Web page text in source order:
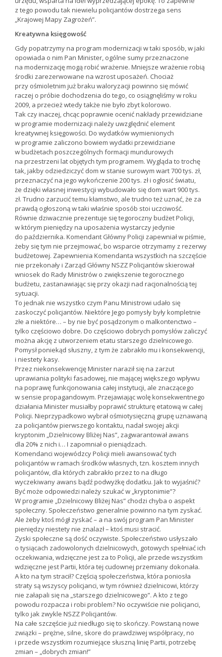
z tego powodu tak niewielu policjantów dostrzega sens
„Krajowej Mapy Zagrożeń”.
Kreatywna księgowość
Gdy popatrzymy na program modernizacji w taki sposób, w jaki
opowiada o nim Pan Minister, ogólne sumy przeznaczone
na modernizację mogą robić wrażenie. Mniejsze wrażenie robią
środki zarezerwowane na wzrost uposażeń. Chociaż
przy ośmioletnim już braku waloryzacji powinno się mówić
raczej o próbie dochodzenia do tego, co osiągnęliśmy w roku
2009, a przecież wtedy także nie było zbyt kolorowo.
Tak czy inaczej, chcąc poprawnie ocenić nakłady przewidziane
w programie modernizacji należy uwzględnić element
kreatywnej księgowości. Do wydatków wymienionych
w programie zaliczono bowiem wydatki przewidziane
w budżetach poszczególnych formacji mundurowych
na przestrzeni lat objętych tym programem. Wygląda to trochę
tak, jakby odziedziczyć dom w stanie surowym wart 700 tys. zł,
przeznaczyć na jego wykończenie 200 tys. zł i ogłosić światu,
że dzięki własnej inwestycji wybudowało się dom wart 900 tys.
zł. Trudno zarzucić temu kłamstwo, ale trudno też uznać, że za
prawdą ogłoszoną w taki właśnie sposób stoi uczciwość.
Równie dziwacznie prezentuje się tegoroczny budżet Policji,
w którym pieniędzy na uposażenia wystarczy jedynie
do października. Komendant Główny Policji zapewniał w piśmie,
żeby się tym nie przejmować, bo wsparcie otrzymamy z rezerwy
budżetowej. Zapewnienia Komendanta wszystkich na szczęście
nie przekonały i Zarząd Główny NSZZ Policjantów skierował
wniosek do Rady Ministrów o zwiększenie tegorocznego
budżetu, zastanawiając się przy okazji nad racjonalnością tej
sytuacji.
To jednak nie wszystko czym Panu Ministrowi udało się
zaskoczyć policjantów. Niektóre Jego pomysły były kompletnie
złe a niektóre… – by nie być posądzonym o malkontenctwo –
tylko częściowo dobre. Do częściowo dobrych pomysłów zaliczyć
można akcję z utworzeniem etatu starszego dzielnicowego.
Pomysł poniekąd słuszny, z tym że zabrakło mu i konsekwencji,
i niestety kasy.
Przez niekonsekwencję Minister naraził się na zarzut
uprawiania polityki fasadowej, nie mającej większego wpływu
na poprawę funkcjonowania całej instytucji, ale znaczącego
w sensie propagandowym. Przejawiając wolę konsekwentnego
działania Minister musiałby poprawić strukturę etatową w całej
Policji. Nieprzypadkowo wybrał ośmiotysięczną grupę uznawaną
za policjantów pierwszego kontaktu, nadał swojej akcji
kryptonim „Dzielnicowy Bliżej Nas”, zagwarantował awans
dla 20% z nich i… I zapomniał o pieniądzach.
Komendanci wojewódzcy Policji mieli awansować tych
policjantów w ramach środków własnych, tzn. kosztem innych
policjantów, dla których zabrakło przez to na długo
wyczekiwany awans bądź podwyżkę dodatku. Jak to wyjaśnić?
Być może odpowiedzi należy szukać w „kryptonimie”?
W programie „Dzielnicowy Bliżej Nas” chodzi chyba o aspekt
społeczny. Społeczeństwo generalnie powinno na tym zyskać.
Ale żeby ktoś mógł zyskać – a na swój program Pan Minister
pieniędzy niestety nie znalazł – ktoś musi stracić.
Zyski społeczne są dość oczywiste. Społeczeństwo usłyszało
o tysiącach zadowolonych dzielnicowych, gotowych spełniać ich
oczekiwania, wdzięczne jest za to Policji, ale przede wszystkim
wdzięczne jest Partii, która tej cudownej przemiany dokonała.
A kto na tym stracił? Częścią społeczeństwa, która poniosła
straty są wszyscy policjanci, w tym również dzielnicowi, którzy
nie załapali się na „starszego dzielnicowego”. A kto z tego
powodu rozpacza i robi problem? No oczywiście nie policjanci,
tylko jak zwykle NSZZ Policjantów.
Na całe szczęście już niedługo się to skończy. Powstaną nowe
związki – prężne, silne, skore do prawdziwej współpracy, no
i przede wszystkim rozumiejące słuszną linię Partii, potrzebę
zmian – „dobrych zmian!”